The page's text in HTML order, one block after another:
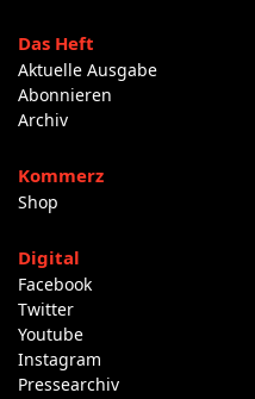
Das Heft
Aktuelle Ausgabe
Abonnieren
Archiv
Kommerz
Shop
Digital
Facebook
Twitter
Youtube
Instagram
Pressearchiv